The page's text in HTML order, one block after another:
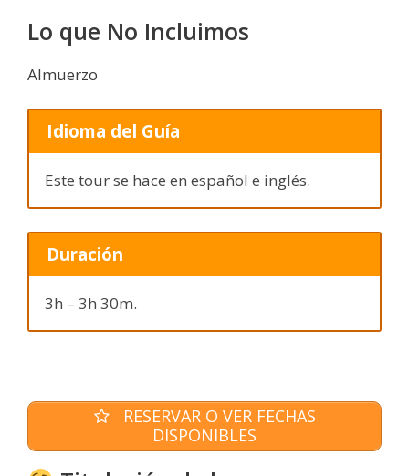
Lo que No Incluimos
Almuerzo
Idioma del Guía
Este tour se hace en español e inglés.
Duración
3h – 3h 30m.
RESERVAR O VER FECHAS
DISPONIBLES